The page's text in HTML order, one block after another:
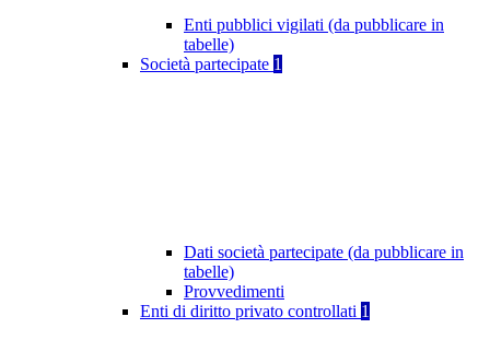
Enti pubblici vigilati (da pubblicare in
tabelle)
Società partecipate 1
Dati società partecipate (da pubblicare in
tabelle)
Provvedimenti
Enti di diritto privato controllati 1